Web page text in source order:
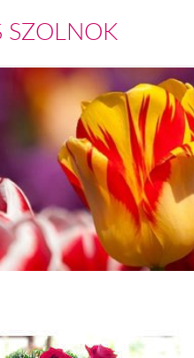
SZOLNOK